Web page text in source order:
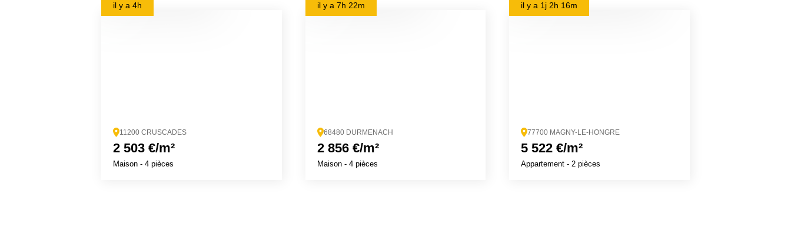
il y a 4h
11200 CRUSCADES
2 503 €/m²
Maison - 4 pièces
il y a 7h 22m
68480 DURMENACH
2 856 €/m²
Maison- 4 pièces
il y a 1j 2h 16m
77700 MAGNY-LE-HONGRE
5 522 €/m²
Appartement - 2 pièces